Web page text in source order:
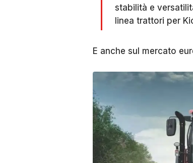
stabilità e
linea trattori per
E anche sul mercato